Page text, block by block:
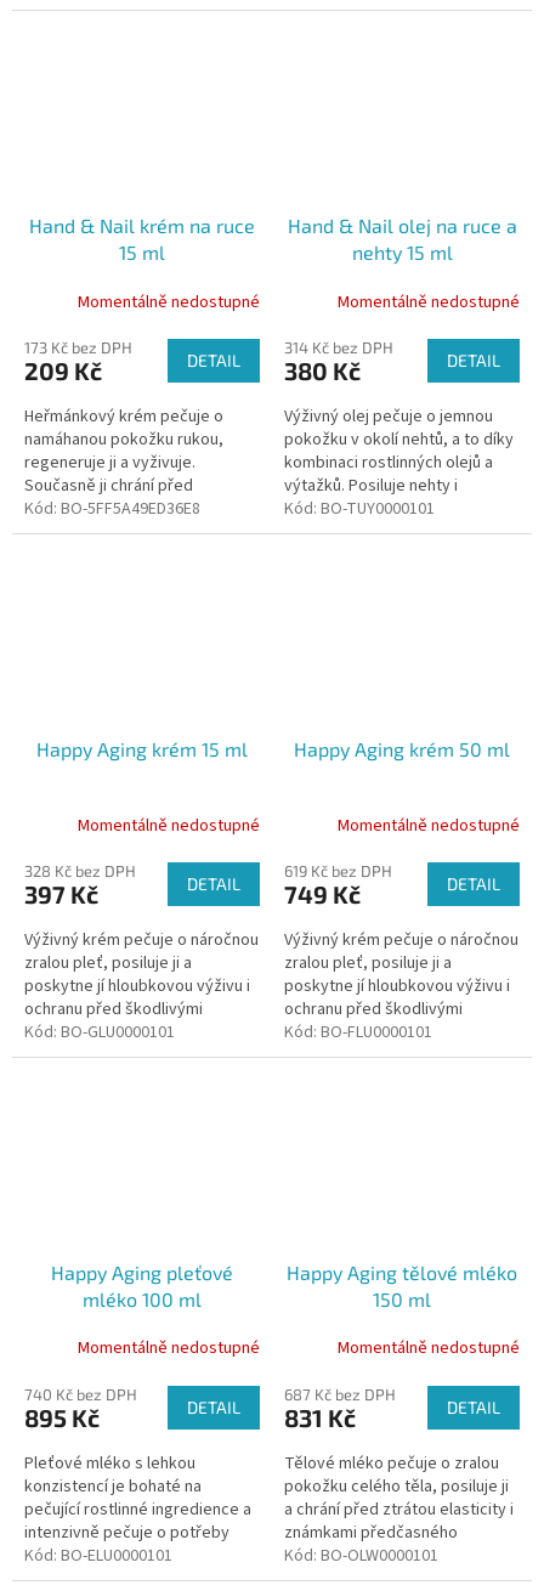
Hand & Nail krém na ruce
15 ml
Momentálně nedostupné
173 Kč bez DPH
209 Kč DETAIL
Heřmánkový krém pečuje o
namáhanou pokožku rukou,
regeneruje ji a vyživuje.
Současně ji chrání před
nepříznivými vnějšími vlivy a
jemně ji provoní.
Kód: BO-5FF5A49ED36E8
Hand & Nail olej na ruce a
nehty 15 ml
Momentálně nedostupné
314 Kč bez DPH
380 Kč DETAIL
Výživný olej pečuje o jemnou
pokožku v okolí nehtů, a to díky
kombinaci rostlinných olejů a
výtažků. Posiluje nehty i
nehtové lůžko, podporuje
zdravý růst nehtů a eliminuje...
Kód: BO-TUY0000101
Happy Aging krém 15 ml
Momentálně nedostupné
328 Kč bez DPH
397 Kč DETAIL
Výživný krém pečuje o náročnou
zralou pleť, posiluje ji a
poskytne jí hloubkovou výživu i
ochranu před škodlivými
vnějšími vlivy.
Kód: BO-GLU0000101
Happy Aging krém 50 ml
Momentálně nedostupné
619 Kč bez DPH
749 Kč DETAIL
Výživný krém pečuje o náročnou
zralou pleť, posiluje ji a
poskytne jí hloubkovou výživu i
ochranu před škodlivými
vnějšími vlivy.
Kód: BO-FLU0000101
Happy Aging pleťové
mléko 100 ml
Momentálně nedostupné
740 Kč bez DPH
895 Kč DETAIL
Pleťové mléko s lehkou
konzistencí je bohaté na
pečující rostlinné ingredience a
intenzivně pečuje o potřeby
zralé pleti.
Kód: BO-ELU0000101
Happy Aging tělové mléko
150 ml
Momentálně nedostupné
687 Kč bez DPH
831 Kč DETAIL
Tělové mléko pečuje o zralou
pokožku celého těla, posiluje ji
a chrání před ztrátou elasticity i
známkami předčasného
stárnutí.
Kód: BO-OLW0000101